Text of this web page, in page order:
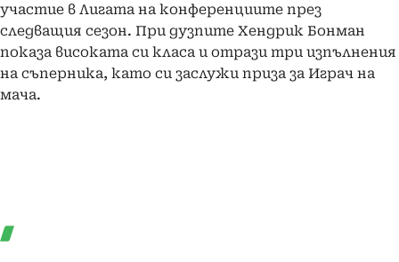
участие в Лигата на конференциите през
следващия сезон. При дузпите Хендрик Бонман
показа високата си класа и отрази три изпълнения
на съперника, като си заслужи приза за Играч на
мача.